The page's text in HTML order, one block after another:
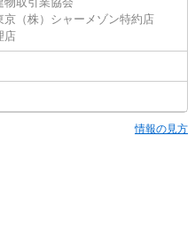
京（株）シャーメゾン特約店
店
情報の見方